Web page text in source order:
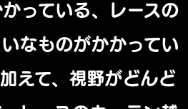
っている、レースの
なものがかかってい
えて、視野がどんど